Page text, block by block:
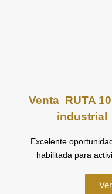
Venta RUTA
industrial
Excelente
habilitada para